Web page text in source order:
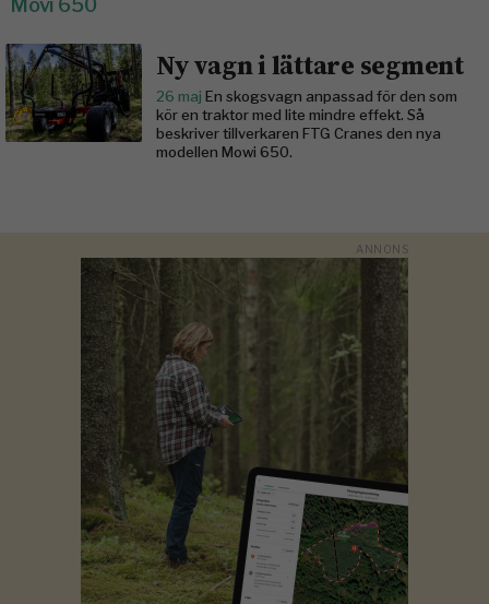
Movi 650
Ny vagn i lättare segment
26 maj En skogsvagn anpassad för den som
kör en traktor med lite mindre effekt. Så
beskriver tillverkaren FTG Cranes den nya
modellen Mowi 650.